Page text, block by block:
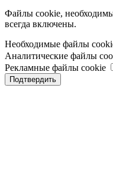
Файлы cookie,
всегда включены.
Необходимые файлы
Аналитические файлы
Рекламные файлы cookie
Подтвердить